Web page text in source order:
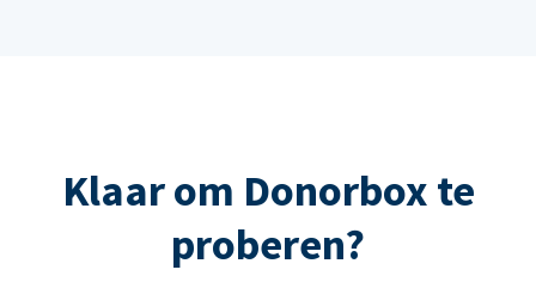
Klaar om Donorbox te
proberen?